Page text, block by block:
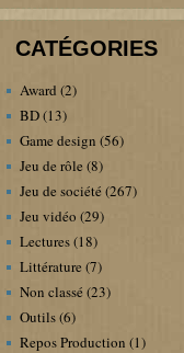
CATÉGORIES
Award (2)
BD(13)
Game design (56)
Jeu de rôle(8)
Jeu de société (267)
Jeu vidéo (29)
Lectures(18)
Littérature (7)
Non classé (23)
Outils(6)
Repos Production (1)